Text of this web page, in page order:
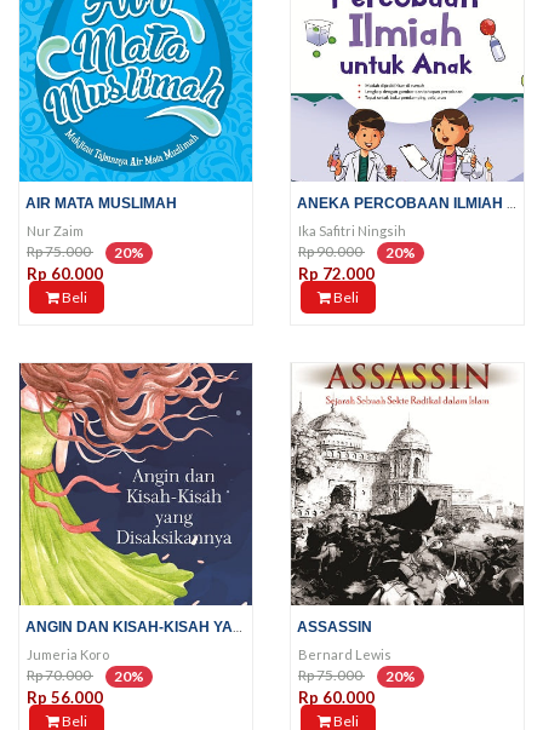
AIR MATA MUSLIMAH
Nur Zaim
Rp 75.000 20%
Rp 60.000
Beli
Ika Safitri Ningsih
Rp 90.000 20%
Rp 72.000
Beli
Jumeria Koro
Rp 70.000 20%
Rp 56.000
Beli
ASSASSIN
Bernard Lewis
Rp 75.000 20%
Rp 60.000
Beli